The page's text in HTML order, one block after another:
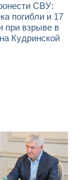
СВУ:
погибли и 17
при взрыве в
Кудринской